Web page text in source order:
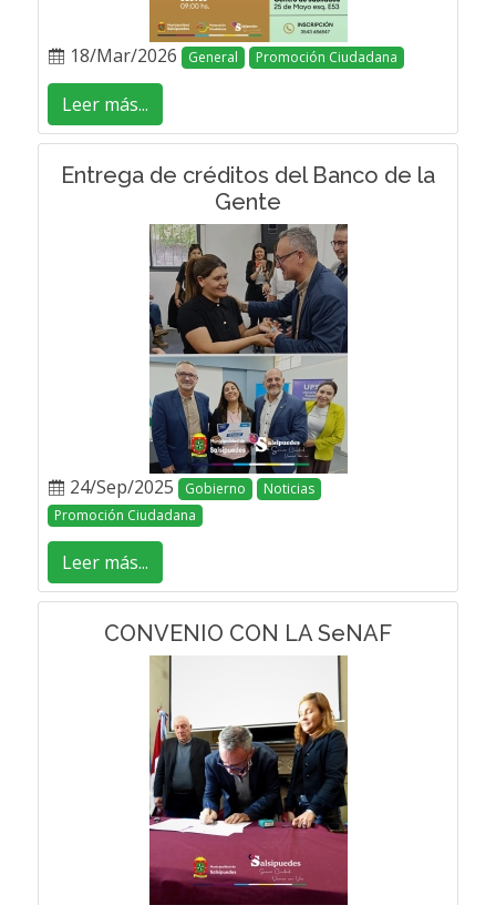
18/Mar/2026 General Promoción Ciudadana
Leer más...
Entrega de créditos del Banco de la
Gente
24/Sep/2025 Gobierno
Noticias
Promoción Ciudadana
Leer más...
CONVENIO CON LA SeNAF